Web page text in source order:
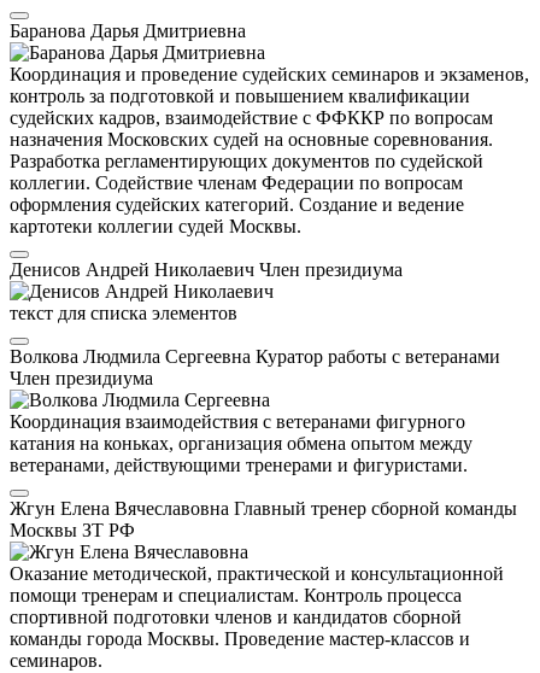
Баранова Дарья Дмитриевна
Координация и проведение судейских семинаров и экзаменов,
контроль за подготовкой и повышением квалификации
судейских кадров, взаимодействие с ФФККР по вопросам
назначения Московских судей на основные соревнования.
Разработка регламентирующих документов по судейской
коллегии. Содействие членам Федерации по вопросам
оформления судейских категорий. Создание и ведение
картотеки коллегии судей Москвы.
Денисов Андрей Николаевич Член президиума
текст для списка элементов
Волкова Людмила Сергеевна Куратор работы с ветеранами
Член президиума
Координация взаимодействия с ветеранами фигурного
катания на коньках, организация обмена опытом между
ветеранами, действующими тренерами и фигуристами.
Жгун Елена Вячеславовна Главный тренер сборной команды
Москвы ЗТ РФ
Оказание методической, практической и консультационной
помощи тренерам и специалистам. Контроль процесса
спортивной подготовки членов и кандидатов сборной
команды города Москвы. Проведение мастер-классов и
семинаров.